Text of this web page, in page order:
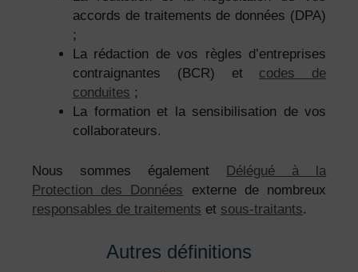
accords de traitements de données (DPA)
;
La rédaction de vos règles d’entreprises
contraignantes (BCR) et codes de
conduites ;
La formation et la sensibilisation de vos
collaborateurs.
Nous sommes également Délégué à la
Protection des Données externe de nombreux
responsables de traitements et sous-traitants.
Autres définitions